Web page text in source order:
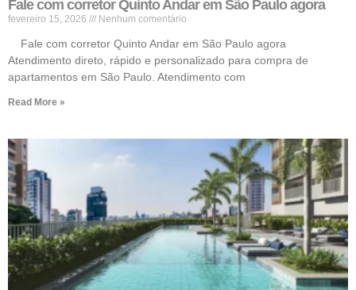
Fale com corretor Quinto Andar em São Paulo agora
fevereiro 15, 2026 Nenhum comentário
Fale com corretor Quinto Andar em São Paulo agora
Atendimento direto, rápido e personalizado para compra de
apartamentos em São Paulo. Atendimento com
Read More »